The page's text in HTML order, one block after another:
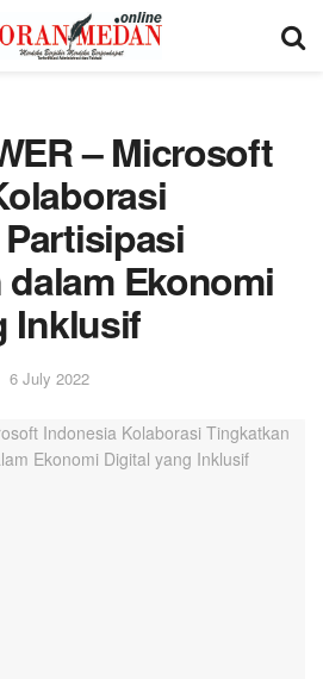
– Microsoft
Ekonomi
Inklusif
6 July 2022